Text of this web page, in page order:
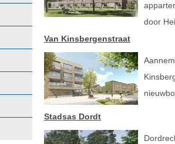
door
Van Kinsbergenstraat
Stadsas Dordt